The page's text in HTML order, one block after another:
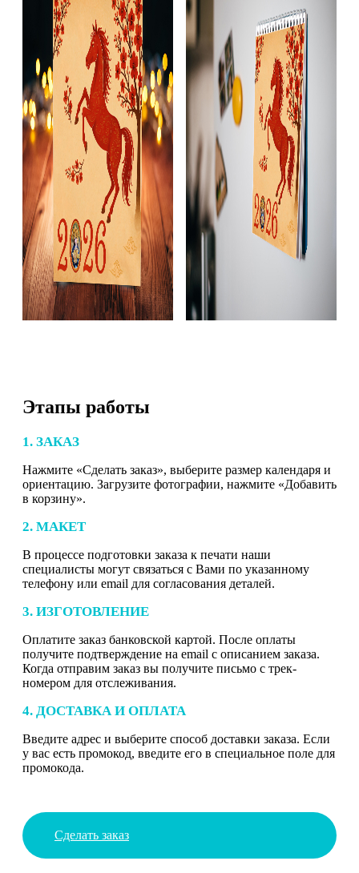
Этапы работы
1. ЗАКАЗ
Нажмите «Сделать заказ», выберите размер календаря и
ориентацию. Загрузите фотографии, нажмите «Добавить
в корзину».
2. МАКЕТ
В процессе подготовки заказа к печати наши
специалисты могут связаться с Вами по указанному
телефону или email для согласования деталей.
3. ИЗГОТОВЛЕНИЕ
Оплатите заказ банковской картой. После оплаты
получите подтверждение на email с описанием заказа.
Когда отправим заказ вы получите письмо с трек-
номером для отслеживания.
4. ДОСТАВКА И ОПЛАТА
Введите адрес и выберите способ доставки заказа. Если
у вас есть промокод, введите его в специальное поле для
промокода.
Сделать заказ